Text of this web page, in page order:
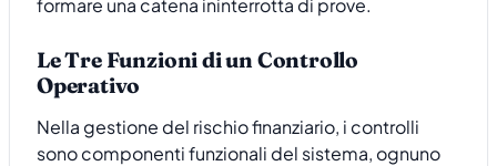
formare una catena ininterrotta di prove.
Le Tre Funzioni di un Controllo
Operativo
Nella gestione del rischio finanziario, i controlli
sono componenti funzionali del sistema, ognuno